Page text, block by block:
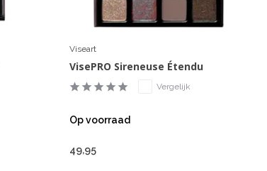
Viseart
VisePRO Sireneuse Étendu
Vergelijk
Op voorraad
49,95